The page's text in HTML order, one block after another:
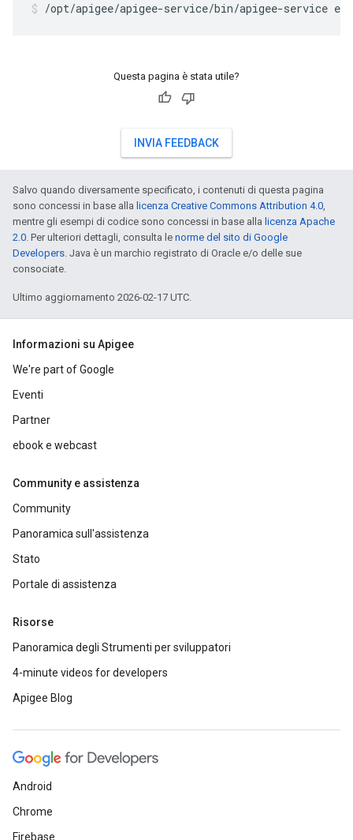
/opt/apigee/apigee-service/bin/apigee-service
Questa pagina è stata utile?
INVIA FEEDBACK
Salvo quando diversamente specificato, i contenuti di questa pagina
sono concessi in base alla licenza Creative Commons Attribution 4.0,
mentre gli esempi di codice sono concessi in base alla licenza Apache
2.0. Per ulteriori dettagli, consulta le norme del sito di Google
Developers. Java è un marchio registrato di Oracle e/o delle sue
consociate.
Ultimo aggiornamento 2026-02-17 UTC.
Informazioni su Apigee
We're part of Google
Eventi
Partner
ebook e webcast
Community e assistenza
Community
Panoramica sull'assistenza
Stato
Portale di assistenza
Risorse
Panoramica degli Strumenti per sviluppatori
4-minute videos for developers
Apigee Blog
Android
Chrome
Firebase